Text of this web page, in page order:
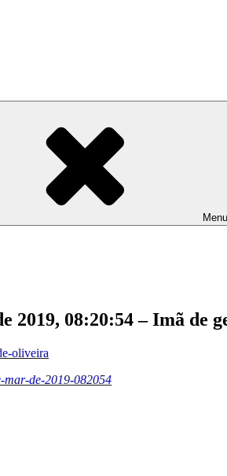
Menu
2019, 08:20:54 – Imã de
oliveira
mar-de-2019-082054